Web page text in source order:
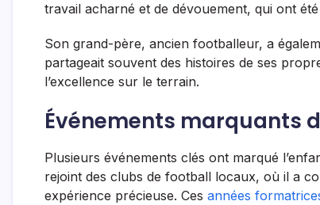
travail acharné et de dévouement, qui ont
Son grand-père, ancien footballeur, a
partageait souvent des histoires de ses
l’excellence sur le terrain.
Événements marquants
Plusieurs événements clés ont marqué
rejoint des clubs de football locaux, où il a
expérience précieuse. Ces années